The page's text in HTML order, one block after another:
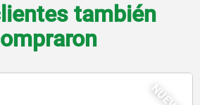
también
22250-